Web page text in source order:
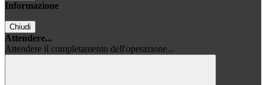
Informazione
Chiudi
Attendere...
Attendere il completamento dell'operazione...